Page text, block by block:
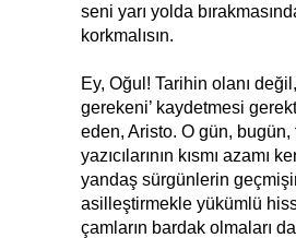
seni yarı yolda
korkmalısın.
Ey, Oğul! Tarihin olanı değil,
gerekeni’ kaydetmesi
eden, Aristo. O gün, bugün,
yazıcılarının kısmı azamı
yandaş sürgünlerin
asilleştirmekle yükümlü
çamların bardak olmaları